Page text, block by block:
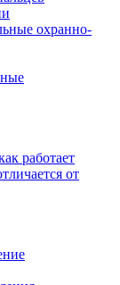
охранно-
работает
от